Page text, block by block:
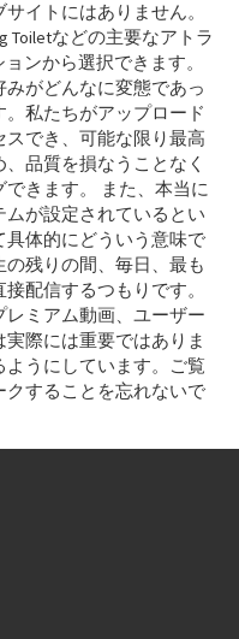
イトにはありません。
Toiletなどの主要なアトラ
ンから選択できます。
がどんなに変態であっ
私たちがアップロード
でき、可能な限り最高
品質を損なうことなく
きます。 また、本当に
が設定されているとい
具体的にどういう意味で
残りの間、毎日、最も
配信するつもりです。
ミアム動画、ユーザー
際には重要ではありま
うにしています。ご覧
クすることを忘れないで